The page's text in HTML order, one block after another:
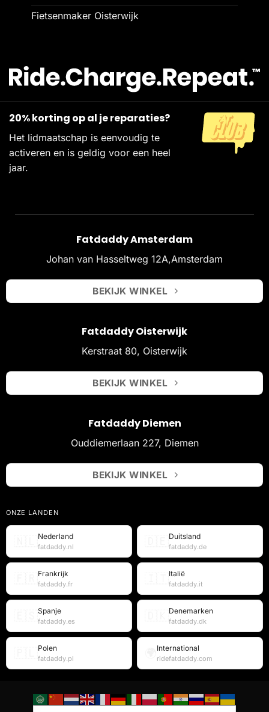
Fietsenmaker Oisterwijk
20% korting op al je reparaties?
Het lidmaatschap is eenvoudig te
activeren en is geldig voor een heel
jaar.
Fatdaddy Amsterdam
Johan van Hasseltweg 12A,Amsterdam
BEKIJK WINKEL
Fatdaddy Oisterwijk
Kerstraat 80, Oisterwijk
BEKIJK WINKEL
Fatdaddy Diemen
Ouddiemerlaan 227, Diemen
BEKIJK WINKEL
ONZE LANDEN
Nederland
fatdaddy.nl
Duitsland
fatdaddy.de
Frankrijk
fatdaddy.fr
Italië
fatdaddy.it
Spanje
fatdaddy.es
Denemarken
fatdaddy.dk
Polen
fatdaddy.pl
International
ridefatdaddy.com